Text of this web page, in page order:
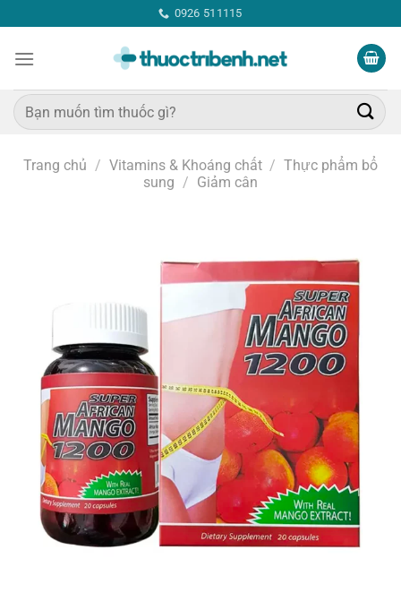
qua
nội
0926 511115
Tìm
kiếm:
Trang chủ / Vitamins & Khoáng chất / Thực phẩm bổ
sung / Giảm cân